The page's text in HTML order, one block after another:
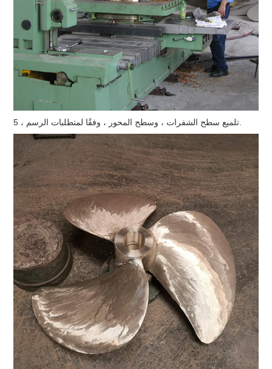
5 ، تلميع سطح الشفرات ، وسطح المحور ، وفقًا لمتطلبات الرسم.